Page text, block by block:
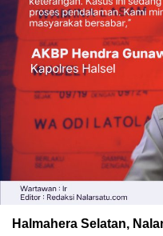
Halmahera Selatan,